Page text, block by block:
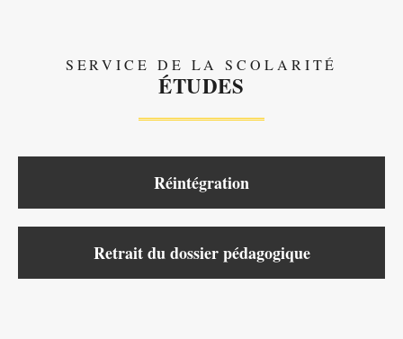
SERVICE DE LA SCOLARITÉ
ÉTUDES
Réintégration
Retrait du dossier pédagogique